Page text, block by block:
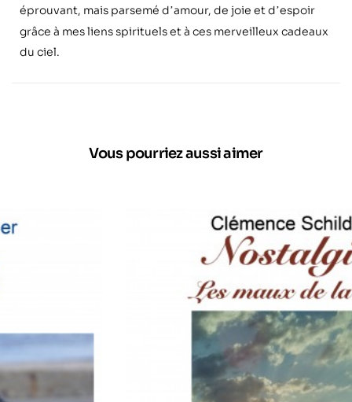
éprouvant, mais parsemé d’amour, de joie et d’espoir
grâce à mes liens spirituels et à ces merveilleux cadeaux
du ciel.
Vous pourriez aussi aimer